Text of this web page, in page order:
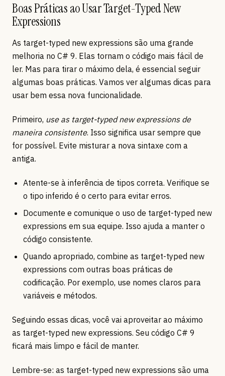
Boas Práticas ao Usar Target-Typed New
Expressions
As target-typed new expressions são uma grande
melhoria no C# 9. Elas tornam o código mais fácil de
ler. Mas para tirar o máximo dela, é essencial seguir
algumas boas práticas. Vamos ver algumas dicas para
usar bem essa nova funcionalidade.
Primeiro, use as target-typed new expressions de
maneira consistente. Isso significa usar sempre que
for possível. Evite misturar a nova sintaxe com a
antiga.
Atente-se à inferência de tipos correta. Verifique se
o tipo inferido é o certo para evitar erros.
Documente e comunique o uso de target-typed new
expressions em sua equipe. Isso ajuda a manter o
código consistente.
Quando apropriado, combine as target-typed new
expressions com outras boas práticas de
codificação. Por exemplo, use nomes claros para
variáveis e métodos.
Seguindo essas dicas, você vai aproveitar ao máximo
as target-typed new expressions. Seu código C# 9
ficará mais limpo e fácil de manter.
Lembre-se: as target-typed new expressions são uma